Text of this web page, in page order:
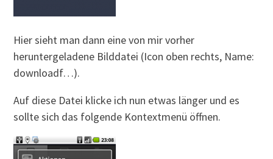
Hier sieht man dann eine von mir vorher
heruntergeladene Bilddatei (Icon oben rechts, Name:
downloadf…).
Auf diese Datei klicke ich nun etwas länger und es
sollte sich das folgende Kontextmenü öffnen.